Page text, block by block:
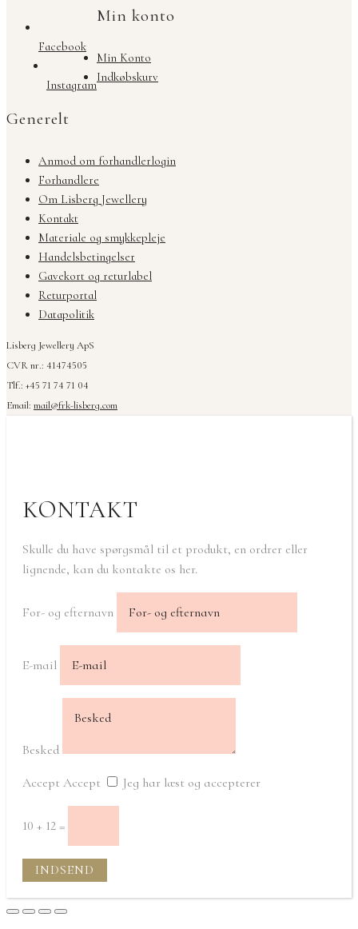
Facebook
Instagram
Min konto
Min Konto
Indkøbskurv
Generelt
Anmod om forhandlerlogin
Forhandlere
Om Lisberg Jewellery
Kontakt
Materiale og smykkepleje
Handelsbetingelser
Gavekort og returlabel
Returportal
Datapolitik
Lisberg Jewellery ApS
CVR nr.: 41474505
Tlf.: +45 71 74 71 04
Email: mail@frk-lisberg.com
KONTAKT
Skulle du have spørgsmål til et produkt, en ordrer eller
lignende, kan du kontakte os her.
For- og efternavn
E-mail
Besked
Accept Accept Jeg har læst og accepterer
10 + 12 =
INDSEND